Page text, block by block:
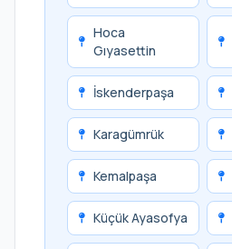
Hoca
Gıyasettin
İskenderpaşa
Karagümrük
Kemalpaşa
Küçük Ayasofya